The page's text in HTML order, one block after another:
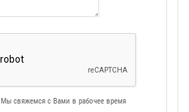
Мы свяжемся с Вами в рабочее время